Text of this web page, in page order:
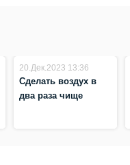
20.Дек.2023 13:36
Сделать воздух в
два раза чище